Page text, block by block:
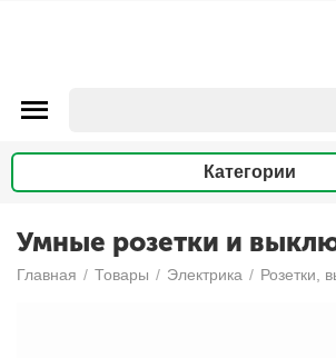
Категории
Умные розетки и
Главная / Товары / Электрика / Розетки,